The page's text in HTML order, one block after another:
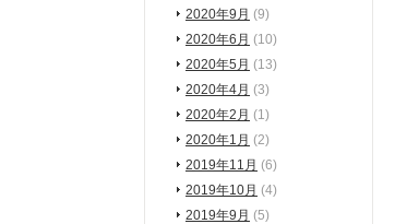
2020年9月 (9)
2020年6月 (10)
2020年5月 (13)
2020年4月 (3)
2020年2月 (1)
2020年1月 (2)
2019年11月 (6)
2019年10月 (4)
2019年9月 (5)